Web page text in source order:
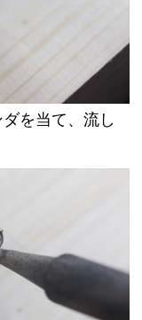
を当て、流し